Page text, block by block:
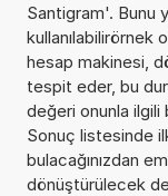
Santigram'. Bunu
kullanılabilirörnek
hesap makinesi,
tespit eder, bu
değeri onunla ilgili
Sonuç listesinde
bulacağınızdan
dönüştürülecek